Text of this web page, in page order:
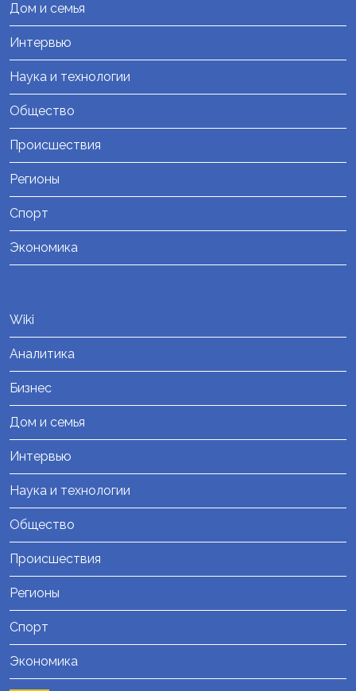
Дом и семья
Интервью
Наука и технологии
Общество
Происшествия
Регионы
Спорт
Экономика
Wiki
Аналитика
Бизнес
Дом и семья
Интервью
Наука и технологии
Общество
Происшествия
Регионы
Спорт
Экономика